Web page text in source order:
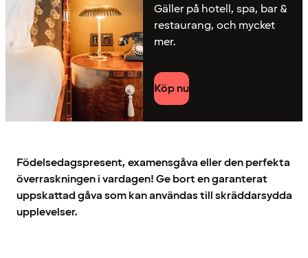
Gäller på hotell, spa, bar &
restaurang, och mycket
mer.
Köp nu
Födelsedagspresent, examensgåva eller den perfekta
överraskningen i vardagen! Ge bort en garanterat
uppskattad gåva som kan användas till skräddarsydda
upplevelser.